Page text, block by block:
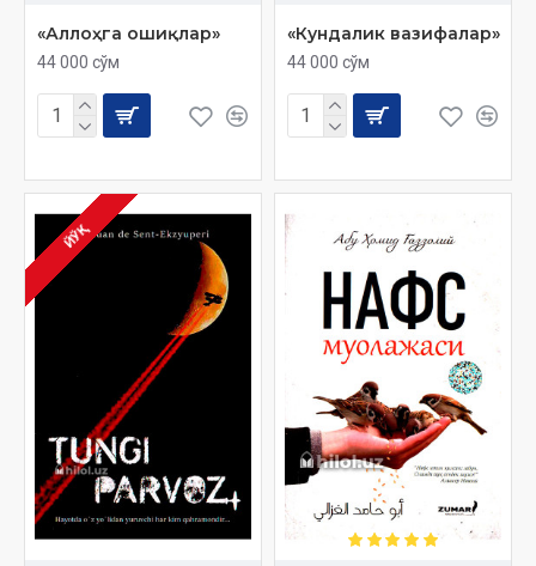
«Аллоҳга ошиқлар»
44 000 сўм
«Кундалик вазифалар»
44 000 сўм
ЙЎҚ